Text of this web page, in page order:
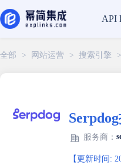
API
全部 > 网站运营 > 搜索引擎 >
服务商：
【更新时间: